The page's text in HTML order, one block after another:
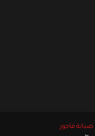
صيانة فاجور